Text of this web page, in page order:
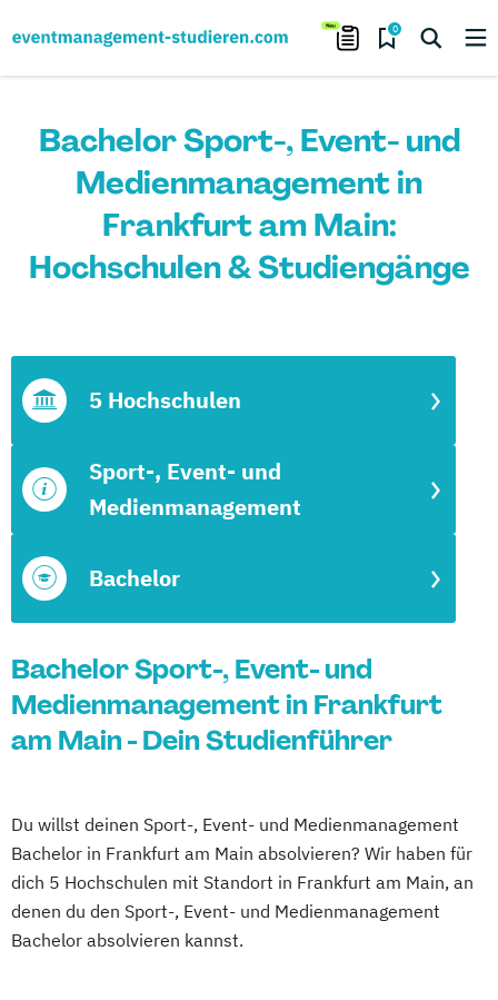
0
Bachelor Sport-, Event- und
Medienmanagement in
Frankfurt am Main:
Hochschulen & Studiengänge
Bachelor
Sport-, Event- und
Medienmanagement
5 Hochschulen
Bachelor Sport-, Event- und
Medienmanagement in Frankfurt
am Main - Dein Studienführer
Du willst deinen Sport-, Event- und Medienmanagement
Bachelor in Frankfurt am Main absolvieren? Wir haben für
dich 5 Hochschulen mit Standort in Frankfurt am Main, an
denen du den Sport-, Event- und Medienmanagement
Bachelor absolvieren kannst.